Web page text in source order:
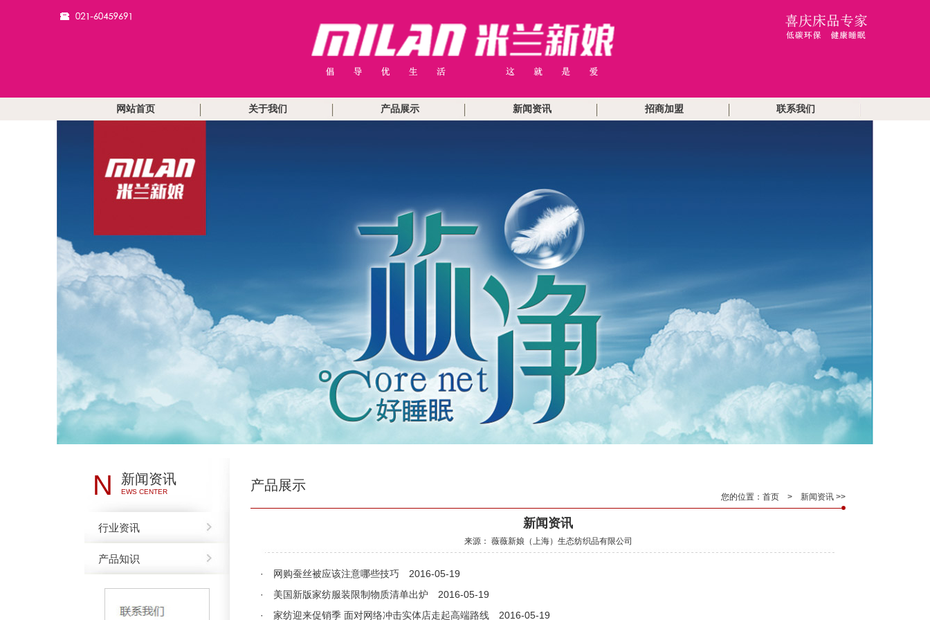
网站首页 关于我们 产品展示 新闻资讯 招商加盟 联系我们
N 新闻资讯
EWS CENTER
行业资讯
产品知识
产品展示
您的位置：首页 > 新闻资讯 >>
新闻资讯
来源： 薇薇新娘（上海）生态纺织品有限公司
· 网购蚕丝被应该注意哪些技巧
2016-05-19
· 美国新版家纺服装限制物质清单出炉
2016-05-19
· 家纺迎来促销季 面对网络冲击实体店走起高端路线 2016-05-19